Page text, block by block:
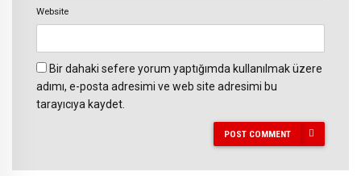
Website
Bir dahaki sefere yorum yaptığımda kullanılmak üzere
adımı, e-posta adresimi ve web site adresimi bu
tarayıcıya kaydet.
POST COMMENT